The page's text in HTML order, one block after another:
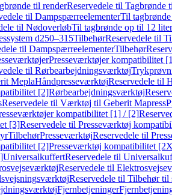
til renderReservedele til Tagbrønde
til DampspærreelementerTil
til NødoverløbTil tagbrønde op til 12
d250–315TilbehørReservedele til
til DampspærreelementerTilbehør
Presseværktøjer kompatibilitet
til Rørbearbejdningsværktøj
MeplaHåndpresseværktøjReservedele til
[2]Rørbearbejdningsværktøj
Reservedele til Værktøj til Geberit Mapress
kompatibilitet [1] / [2]
[3]Reservedele til Presseværktøj
TilbehørPresseværktøjReservedele til
[2]Presseværktøj kompatibilitet
UniversalkuffertReservedele til
Reservedele til
Reservedele til Tilbehør
Fjernbetjeninger